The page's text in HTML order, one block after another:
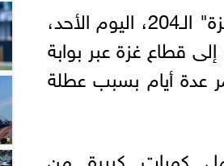
استأنفت قافلة "زاد العزة .. من مصر إلى غزة" الـ204، اليوم الأحد،
قطاع غزة عبر بوابة
عدة أيام بسبب عطلة
كميات كبيرة من